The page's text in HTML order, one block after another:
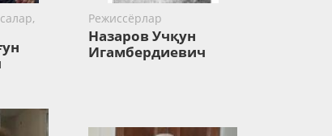
Режиссёрлар
Назаров Учқун
Игамбердиевич